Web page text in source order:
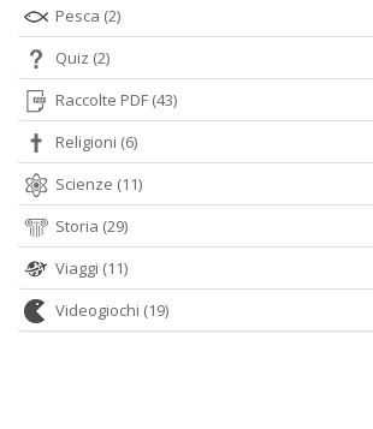
Pesca (2)
Quiz (2)
Raccolte PDF (43)
Religioni (6)
Scienze (11)
Storia (29)
Viaggi (11)
Videogiochi (19)